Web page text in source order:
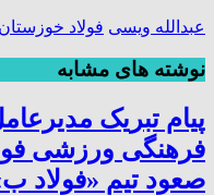
عبدالله ویسی فولاد خوزستان
نوشته های مشابه
پیام تبریک
فرهنگی ورزشی
صعود تیم «فولاد